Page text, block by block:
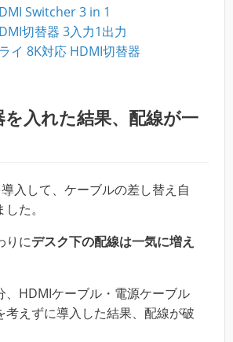
Switcher 3 in 1
切替器 3入力1出力
イ 8K対応 HDMI切替器
入れた結果、配線が一
入して、ケーブルの差し替え自
た。
りにデスク下の配線は一気に増え
、HDMIケーブル・電源ケーブル
考えずに導入した結果、配線が破